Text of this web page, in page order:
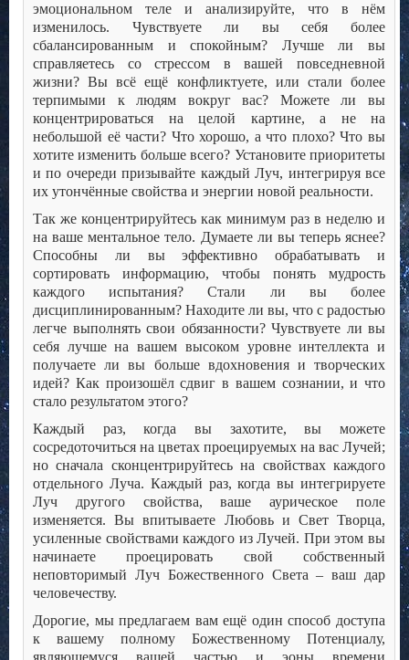
эмоциональном теле и анализируйте, что в нём
изменилось. Чувствуете ли вы себя более
сбалансированным и спокойным? Лучше ли вы
справляетесь со стрессом в вашей повседневной
жизни? Вы всё ещё конфликтуете, или стали более
терпимыми к людям вокруг вас? Можете ли вы
концентрироваться на целой картине, а не на
небольшой её части? Что хорошо, а что плохо? Что вы
хотите изменить больше всего? Установите приоритеты
и по очереди призывайте каждый Луч, интегрируя все
их утончённые свойства и энергии новой реальности.
Так же концентрируйтесь как минимум раз в неделю и
на ваше ментальное тело. Думаете ли вы теперь яснее?
Способны ли вы эффективно обрабатывать и
сортировать информацию, чтобы понять мудрость
каждого испытания? Стали ли вы более
дисциплинированным? Находите ли вы, что с радостью
легче выполнять свои обязанности? Чувствуете ли вы
себя лучше на вашем высоком уровне интеллекта и
получаете ли вы больше вдохновения и творческих
идей? Как произошёл сдвиг в вашем сознании, и что
стало результатом этого?
Каждый раз, когда вы захотите, вы можете
сосредоточиться на цветах проецируемых на вас Лучей;
но сначала сконцентрируйтесь на свойствах каждого
отдельного Луча. Каждый раз, когда вы интегрируете
Луч другого свойства, ваше аурическое поле
изменяется. Вы впитываете Любовь и Свет Творца,
усиленные свойствами каждого из Лучей. При этом вы
начинаете проецировать свой собственный
неповторимый Луч Божественного Света – ваш дар
человечеству.
Дорогие, мы предлагаем вам ещё один способ доступа
к вашему полному Божественному Потенциалу,